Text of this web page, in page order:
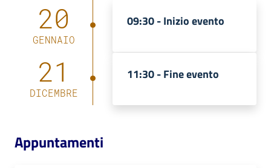
20
GENNAIO
09:30 -Inizio evento
21
DICEMBRE
11:30 -Fine evento
Appuntamenti